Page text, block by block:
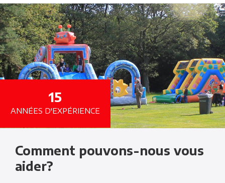
Comment pouvons-nous vous
aider?
15
ANNÉES D'EXPÉRIENCE